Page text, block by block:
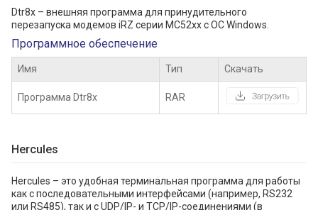
Dtr8x – внешняя программа для принудительного
перезапуска модемов iRZ серии MC52xx с ОС Windows.
Программное обеспечение
Имя Тип Скачать
Программа Dtr8x RAR
Hercules
Hercules – это удобная терминальная программа для работы
как с последовательными интерфейсами (например, RS232
или RS485), так и с UDP/IP- и TCP/IP-соединениями (в